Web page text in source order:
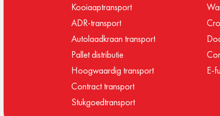
Kooiaaptransport
ADR-transport
Autolaadkraan transport
Pallet distributie
Hoogwaardig transport
Contract transport
Stukgoedtransport
E-